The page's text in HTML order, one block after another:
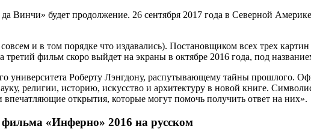
Винчи» будет продолжение. 26 сентября 2017 года в Северной
и в том порядке что издавались). Постановщиком всех трех
фильм скоро выйдет на экраны в октябре 2016 года, под
университета Роберту Лэнгдону, распутывающему тайны прошлого.
религии, историю, искусство и архитектуру в новой книге.
открытия, которые могут помочь получить ответ на них».
«Инферно» 2016 на русском